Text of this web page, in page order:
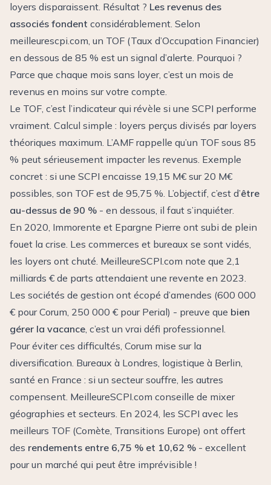
loyers disparaissent. Résultat ? Les revenus des
associés fondent considérablement. Selon
meilleurescpi.com, un TOF (Taux d’Occupation Financier)
en dessous de 85 % est un signal d’alerte. Pourquoi ?
Parce que chaque mois sans loyer, c’est un mois de
revenus en moins sur votre compte.
Le TOF, c’est l’indicateur qui révèle si une SCPI performe
vraiment. Calcul simple : loyers perçus divisés par loyers
théoriques maximum. L’AMF rappelle qu’un TOF sous 85
% peut sérieusement impacter les revenus. Exemple
concret : si une SCPI encaisse 19,15 M€ sur 20 M€
possibles, son TOF est de 95,75 %. L’objectif, c’est d’être
au-dessus de 90 % - en dessous, il faut s’inquiéter.
En 2020, Immorente et Epargne Pierre ont subi de plein
fouet la crise. Les commerces et bureaux se sont vidés,
les loyers ont chuté. MeilleureSCPI.com note que 2,1
milliards € de parts attendaient une revente en 2023.
Les sociétés de gestion ont écopé d’amendes (600 000
€ pour Corum, 250 000 € pour Perial) - preuve que bien
gérer la vacance, c’est un vrai défi professionnel.
Pour éviter ces difficultés, Corum mise sur la
diversification. Bureaux à Londres, logistique à Berlin,
santé en France : si un secteur souffre, les autres
compensent. MeilleureSCPI.com conseille de mixer
géographies et secteurs. En 2024, les SCPI avec les
meilleurs TOF (Comète, Transitions Europe) ont offert
des rendements entre 6,75 % et 10,62 % - excellent
pour un marché qui peut être imprévisible !